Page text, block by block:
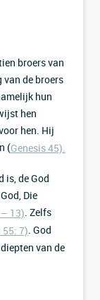
broers van
de broers
hun
hen
hen. Hij
(Genesis 45).
is, de God
Die
13). Zelfs
7). God
van de